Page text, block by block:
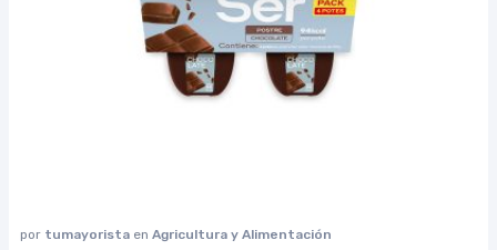
por tumayorista en Agricultura y Alimentación